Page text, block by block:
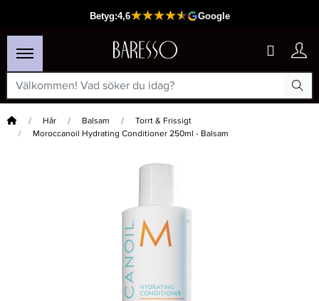
Hem Hår Balsam
Torrt & Frissigt
Moroccanoil Hydrating Conditioner 250ml - Balsam